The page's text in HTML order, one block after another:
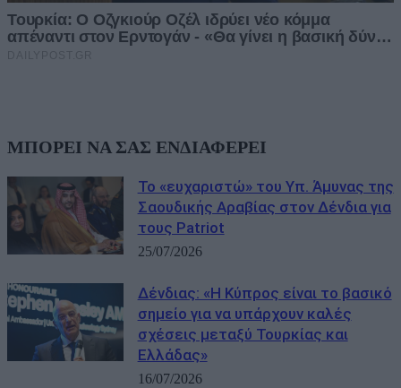
ΜΠΟΡΕΙ ΝΑ ΣΑΣ ΕΝΔΙΑΦΕΡΕΙ
Το «ευχαριστώ» του Υπ. Άμυνας της
Σαουδικής Αραβίας στον Δένδια για
τους Patriot
25/07/2026
Δένδιας: «Η Κύπρος είναι το βασικό
σημείο για να υπάρχουν καλές
σχέσεις μεταξύ Τουρκίας και
Ελλάδας»
16/07/2026